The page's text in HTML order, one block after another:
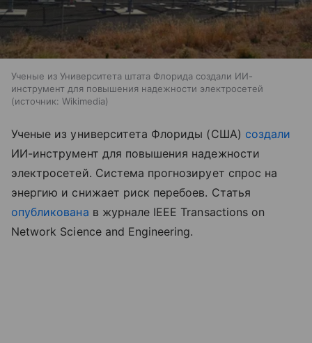
Ученые из Университета штата Флорида создали ИИ-
инструмент для повышения надежности электросетей
источник: Wikimedia
Ученые из университета Флориды (США) создали
ИИ-инструмент для повышения надежности
электросетей. Система прогнозирует спрос на
энергию и снижает риск перебоев. Статья
опубликована в журнале IEEE Transactions on
Network Science and Engineering.